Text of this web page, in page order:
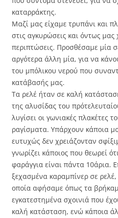
καταρράκτης.
Μαζί μας είχαμε τρυπάνι και
στις αγκυρώσεις και όντως μας
περιπτώσεις. Προσθέσαμε μία
αργότερα άλλη μία, για να
του μπόλικου νερού που
κατάβασής μας.
Τα ρελέ ήταν σε καλή
της αλυσίδας του
λυγίσει οι γωνιακές πλακέτες
ραγίσματα. Υπάρχουν κάποια
ευτυχώς δεν χρειάζονταν
γνωρίζει κάποιος που θεωρεί
φαράγγια είναι πάντα 10άρια.
ξεχασμένα καραμπίνερ σε
οποία αφήσαμε όπως τα
εγκατεστημένα σχοινιά που
καλή κατάσταση, ενώ κάποια